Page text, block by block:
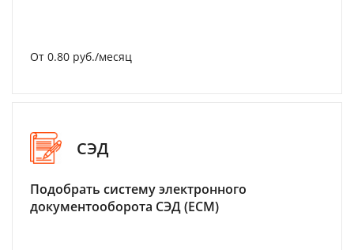
От 0.80 руб./месяц
СЭД
Подобрать систему электронного
документооборота СЭД (ECM)